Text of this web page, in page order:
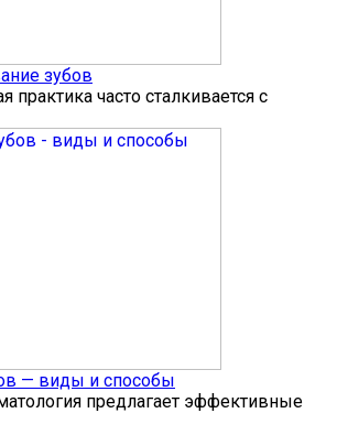
зубов
практика часто сталкивается с
— виды и способы
предлагает эффективные